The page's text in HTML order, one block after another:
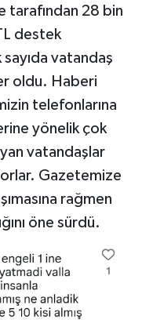
tarafından 28 bin
destek
vatandaş
oldu. Haberi
telefonlarına
yönelik çok
vatandaşlar
Gazetemize
rağmen
öne sürdü.